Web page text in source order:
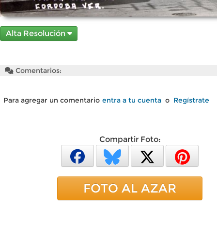
Alta Resolución
Comentarios:
Para agregar un comentario entra a tu cuenta o Regístrate
Compartir Foto:
FOTO AL AZAR